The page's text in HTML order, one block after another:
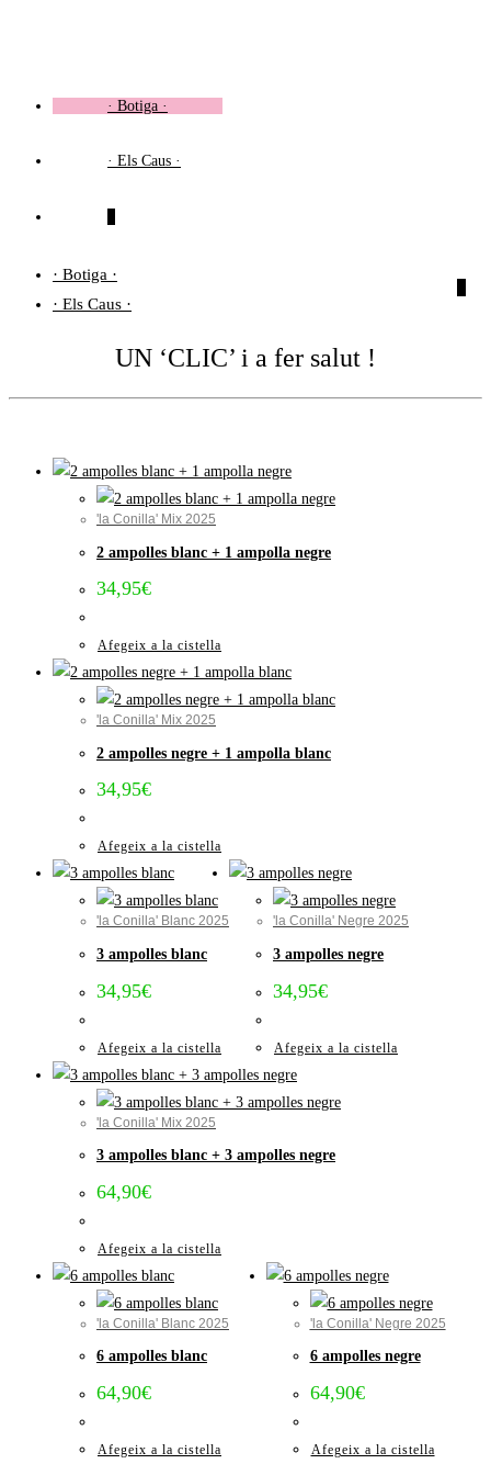
· Botiga ·
· Els Caus ·
· Botiga ·
· Els Caus ·
UN ‘CLIC’ i a fer salut !
'la Conilla' Mix 2025
2 ampolles blanc + 1 ampolla negre
34,95€
Afegeix a la cistella
'la Conilla' Mix 2025
2 ampolles negre + 1 ampolla blanc
34,95€
Afegeix a la cistella
'la Conilla' Blanc 2025
3 ampolles blanc
34,95€
Afegeix a la cistella
'la Conilla' Negre 2025
3 ampolles negre
34,95€
Afegeix a la cistella
'la Conilla' Mix 2025
3 ampolles blanc + 3 ampolles negre
64,90€
Afegeix a la cistella
'la Conilla' Blanc 2025
6 ampolles blanc
64,90€
Afegeix a la cistella
'la Conilla' Negre 2025
6 ampolles negre
64,90€
Afegeix a la cistella